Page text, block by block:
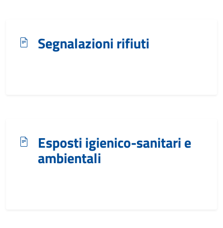
Segnalazioni rifiuti
Esposti igienico-sanitari e
ambientali